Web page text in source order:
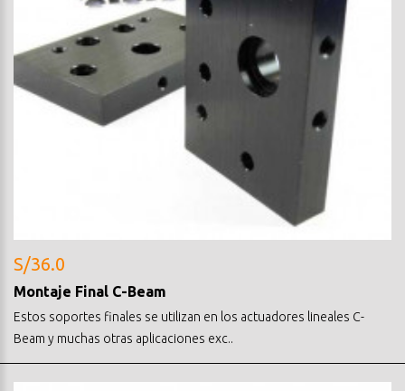
S/36.0
Montaje Final C-Beam
Estos soportes finales se utilizan en los actuadores lineales C-
Beam y muchas otras aplicaciones exc..